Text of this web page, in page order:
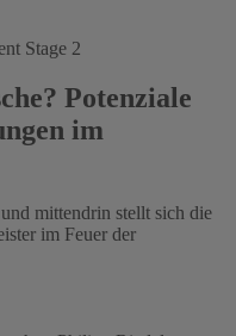
Stage 2
Potenziale
im
mittendrin stellt sich die
im Feuer der